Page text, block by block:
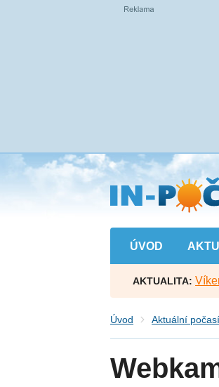
Přejít
na
hlavní
obsah
ÚVOD
AKTUALITA:
Úvod Aktuální počasí